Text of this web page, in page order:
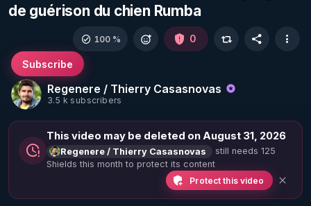
de guérison du chien Rumba
Regenere / Thierry Casasnovas
3.5 k subscribers
Subscribe
100 % 0
This video may be deleted on August 31, 2026
Regenere / Thierry Casasnovas
still needs 125
Shields this month to protect its content
Protect this video